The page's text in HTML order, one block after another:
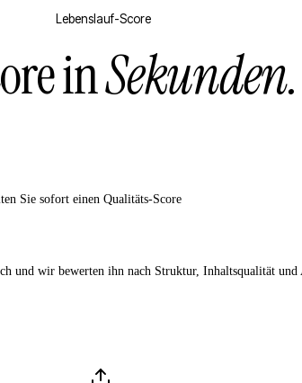
Lebenslauf-Score
inSekunden.
Sie sofort einen Qualitäts-Score
und wir bewerten ihn nach Struktur, Inhaltsqualität